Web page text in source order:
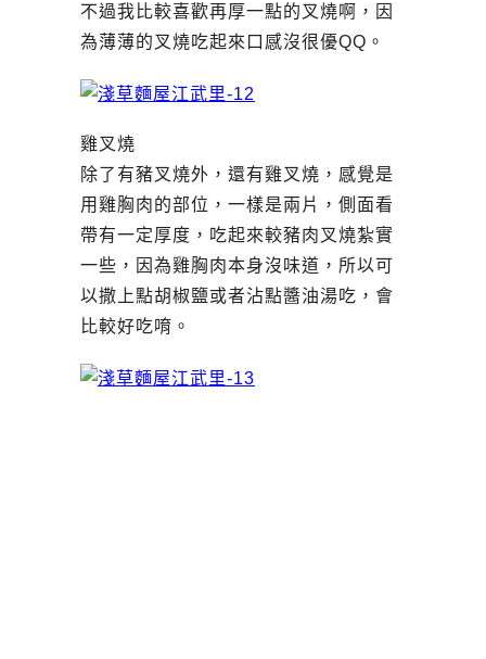
不過我比較喜歡再厚一點的叉燒啊，因
為薄薄的叉燒吃起來口感沒很優QQ。
雞叉燒
除了有豬叉燒外，還有雞叉燒，感覺是
用雞胸肉的部位，一樣是兩片，側面看
帶有一定厚度，吃起來較豬肉叉燒紮實
一些，因為雞胸肉本身沒味道，所以可
以撒上點胡椒鹽或者沾點醬油湯吃，會
比較好吃唷。